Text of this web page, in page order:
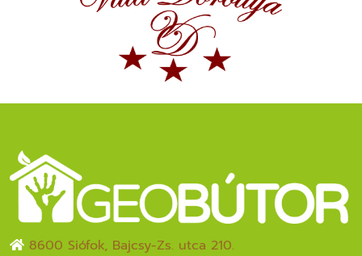
8600 Siófok, Bajcsy-Zs. utca 210.